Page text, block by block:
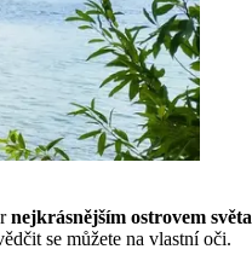
nejkrásnějším ostrovem světa
se můžete na vlastní oči.